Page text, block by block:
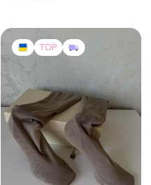
TOP